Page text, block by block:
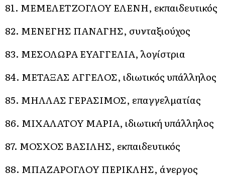
81. ΜΕΜΕΛΕΤΖΟΓΛΟΥ ΕΛΕΝΗ, εκπαιδευτικός
82. ΜΕΝΕΓΗΣ ΠΑΝΑΓΗΣ, συνταξιούχος
83. ΜΕΣΟΛΩΡΑ ΕΥΑΓΓΕΛΙΑ, λογίστρια
84. ΜΕΤΑΞΑΣ ΑΓΓΕΛΟΣ, ιδιωτικός υπάλληλος
85. ΜΗΛΛΑΣ ΓΕΡΑΣΙΜΟΣ, επαγγελματίας
86. ΜΙΧΑΛΑΤΟΥ ΜΑΡΙΑ, ιδιωτική υπάλληλος
87. ΜΟΣΧΟΣ ΒΑΣΙΛΗΣ, εκπαιδευτικός
88. ΜΠΑΖΑΡΟΓΛΟΥ ΠΕΡΙΚΛΗΣ, άνεργος